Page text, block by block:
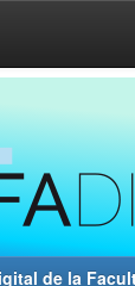
de la